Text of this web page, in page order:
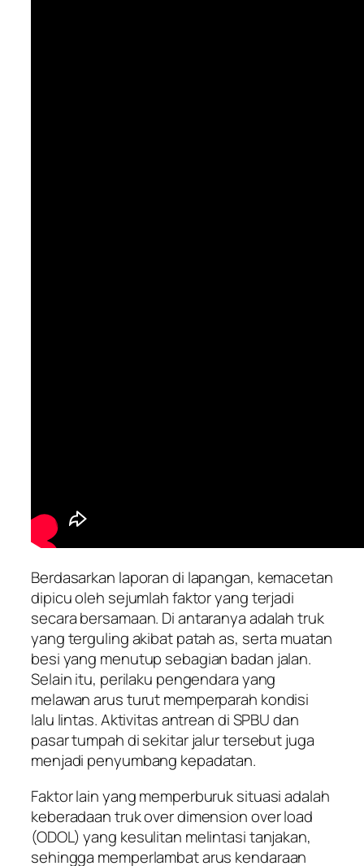
Berdasarkan laporan di lapangan, kemacetan
dipicu oleh sejumlah faktor yang terjadi
secara bersamaan. Di antaranya adalah truk
yang terguling akibat patah as, serta muatan
besi yang menutup sebagian badan jalan.
Selain itu, perilaku pengendara yang
melawan arus turut memperparah kondisi
lalu lintas. Aktivitas antrean di SPBU dan
pasar tumpah di sekitar jalur tersebut juga
menjadi penyumbang kepadatan.
Faktor lain yang memperburuk situasi adalah
keberadaan truk over dimension over load
(ODOL) yang kesulitan melintasi tanjakan,
sehingga memperlambat arus kendaraan